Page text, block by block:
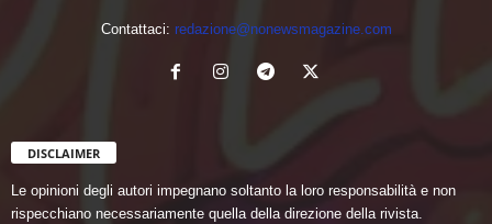
Contattaci: redazione@nonewsmagazine.com
DISCLAIMER
Le opinioni degli autori impegnano soltanto la loro responsabilità e non
rispecchiano necessariamente quella della direzione della rivista.